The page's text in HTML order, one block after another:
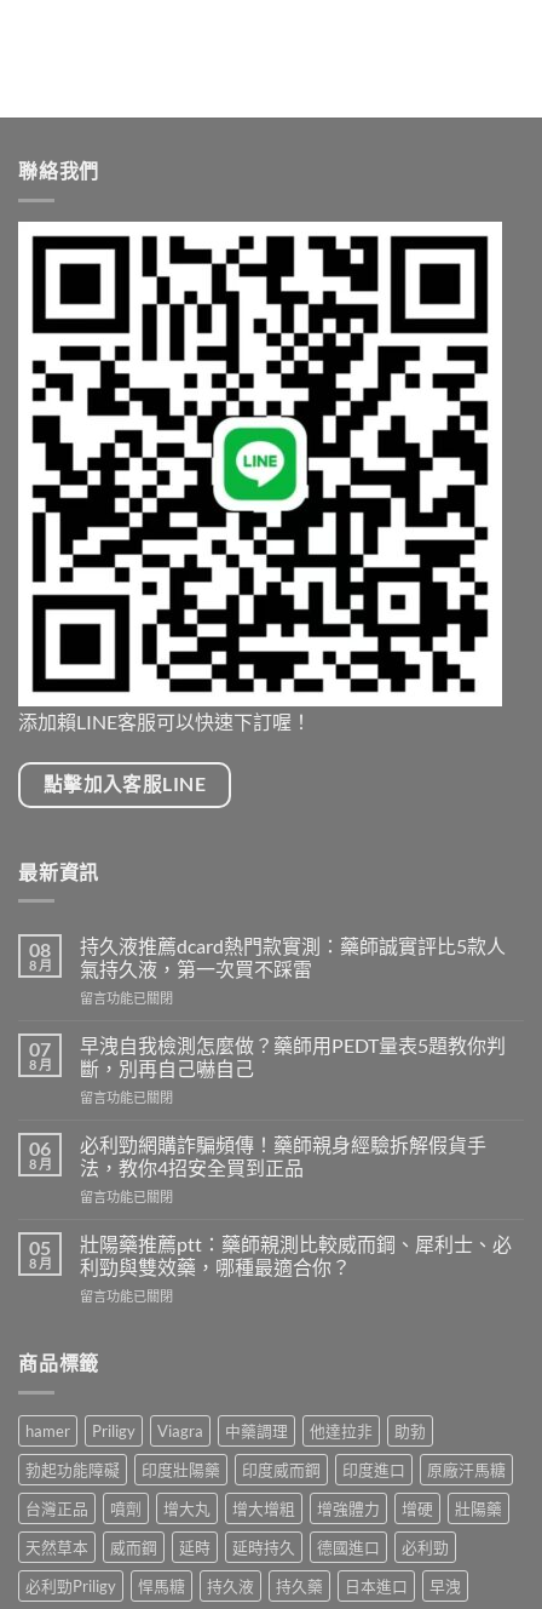
清
聯絡我們
添加賴LINE客服可以快速下訂喔！
點擊加入客服LINE
最新資訊
08
8 月
持久液推薦dcard熱門款實測：藥師誠實評比5款人
氣持久液，第一次買不踩雷
在
久
液
推
薦
熱
門
實
藥
師
實
5
持
久
液，
第
一
次
買
不
留言功能已關閉
07
8 月
早洩自我檢測怎麼做？藥師用PEDT量表5題教你判
斷，別再自己嚇自己
在
洩
自
我
檢
怎
麼
做？
藥
PEDT
題
教
你
判
斷，
別
再
自
留言功能已關閉
06
8 月
必利勁網購詐騙頻傳！藥師親身經驗拆解假貨手
法，教你4招安全買到正品
在
利
勁
網
購
頻
師
親
身
經
驗
拆
解
假
貨
留言功能已關閉
05
8 月
壯陽藥推薦ptt：藥師親測比較威而鋼、犀利士、必
利勁與雙效藥，哪種最適合你？
在
藥
推
ptt：
師
親
測
比
較
威
而
鋼、
留言功能已關閉
商品標籤
hamer Priligy Viagra 中藥調理 他達拉非
助勃
勃起功能障礙
印度壯陽藥 印度威而鋼 印度進口
原廠汗馬糖
台灣正品
噴劑 增大丸 增大增粗 增強體力 增硬
壯陽藥
天然草本
威而鋼 延時 延時持久 德國進口
必利勁
必利勁Priligy
悍馬糖 持久液 持久藥 日本進口 早洩